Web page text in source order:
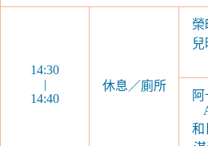
14:30
|
14:40
休息／廁所
榮
和